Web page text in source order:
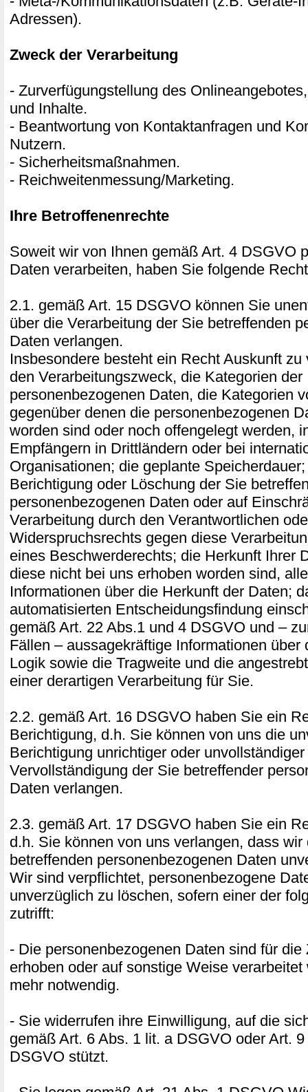
Adressen).
Zweck der Verarbeitung
- Zurverfügungstellung des
und Inhalte.
- Beantwortung von Kontaktanfragen und
Nutzern.
- Sicherheitsmaßnahmen.
- Reichweitenmessung/Marketing.
Ihre Betroffenenrechte
Soweit wir von Ihnen gemäß Art. 4 DSGVO
Daten verarbeiten, haben Sie folgende
2.1. gemäß Art. 15 DSGVO können Sie
über die Verarbeitung der Sie betreffenden
Daten verlangen.
Insbesondere besteht ein Recht Auskunft zu
den Verarbeitungszweck, die Kategorien der
personenbezogenen Daten, die Kategorien
gegenüber denen die personenbezogenen
worden sind oder noch offengelegt werden,
Empfängern in Drittländern oder bei
Organisationen; die geplante
Berichtigung oder Löschung der Sie
personenbezogenen Daten oder auf
Verarbeitung durch den Verantwortlichen
Widerspruchsrechts gegen diese
eines Beschwerderechts; die Herkunft Ihrer
diese nicht bei uns erhoben worden sind,
Informationen über die Herkunft der Daten;
automatisierten Entscheidungsfindung
gemäß Art. 22 Abs.1 und 4 DSGVO und –
Fällen – aussagekräftige Informationen über
Logik sowie die Tragweite und die
einer derartigen Verarbeitung für Sie.
2.2. gemäß Art. 16 DSGVO haben Sie ein
Berichtigung, d.h. Sie können von uns die
Berichtigung unrichtiger oder
Vervollständigung der Sie betreffender
Daten verlangen.
2.3. gemäß Art. 17 DSGVO haben Sie ein
d.h. Sie können von uns verlangen, dass wir
betreffenden personenbezogenen Daten
Wir sind verpflichtet, personenbezogene
unverzüglich zu löschen, sofern einer der
zutrifft:
- Die personenbezogenen Daten sind für
erhoben oder auf sonstige Weise verarbeitet
mehr notwendig.
- Sie widerrufen ihre Einwilligung, auf die
gemäß Art. 6 Abs. 1 lit. a DSGVO oder Art.
DSGVO stützt.